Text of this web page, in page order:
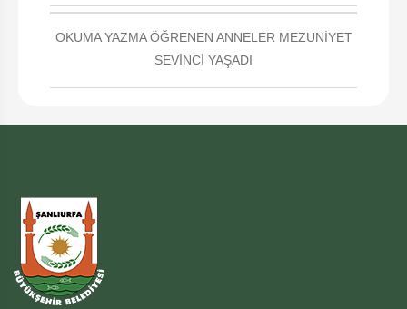
OKUMA YAZMA ÖĞRENEN ANNELER MEZUNİYET
SEVİNCİ YAŞADI